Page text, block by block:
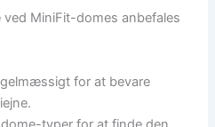
ved MiniFit-domes anbefales
for at bevare